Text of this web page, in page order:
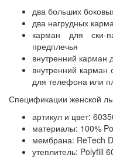
два больших
два нагрудных
карман для
предплечья
внутренний карман
внутренний
для телефона или
Спецификации женской
артикул и цвет:
материалы: 100%
мембрана: ReTech
утеплитель: Polyfill